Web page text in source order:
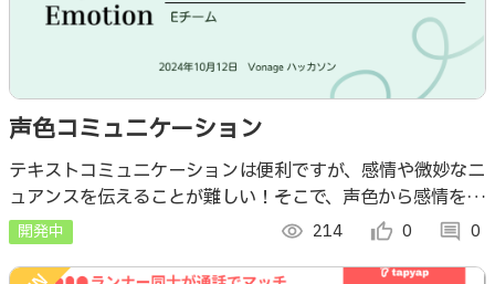
声色コミュニケーション
テキストコミュニケーションは便利ですが、感情や微妙なニ
ュアンスを伝えることが難しい！そこで、声色から感情を分
析して、絵文字や口調を調整してくれる会話システムを作る
ことにしました
開発中 visibility 214 thumb_up_alt 0 comment 0